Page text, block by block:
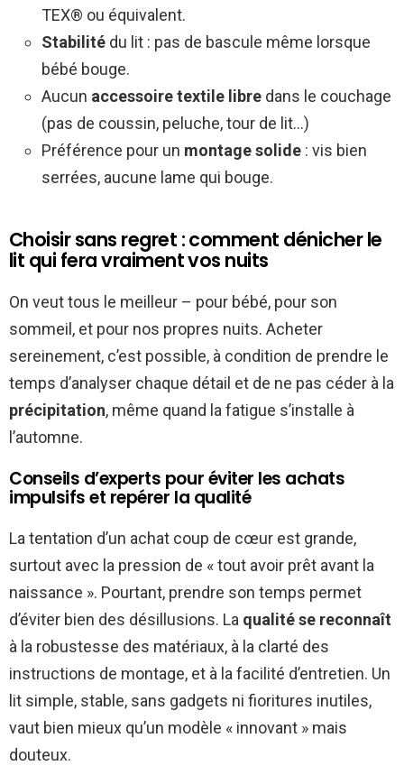
TEX® ou équivalent.
Stabilité du lit : pas de bascule même lorsque
bébé bouge.
Aucun accessoire textile libre dans le couchage
(pas de coussin, peluche, tour de lit…)
Préférence pour un montage solide : vis bien
serrées, aucune lame qui bouge.
Choisir sans regret : comment dénicher le
lit qui fera vraiment vos nuits
On veut tous le meilleur – pour bébé, pour son
sommeil, et pour nos propres nuits. Acheter
sereinement, c’est possible, à condition de prendre le
temps d’analyser chaque détail et de ne pas céder à la
précipitation, même quand la fatigue s’installe à
l’automne.
Conseils d’experts pour éviter les achats
impulsifs et repérer la qualité
La tentation d’un achat coup de cœur est grande,
surtout avec la pression de « tout avoir prêt avant la
naissance ». Pourtant, prendre son temps permet
d’éviter bien des désillusions. La qualité se reconnaît
à la robustesse des matériaux, à la clarté des
instructions de montage, et à la facilité d’entretien. Un
lit simple, stable, sans gadgets ni fioritures inutiles,
vaut bien mieux qu’un modèle « innovant » mais
douteux.